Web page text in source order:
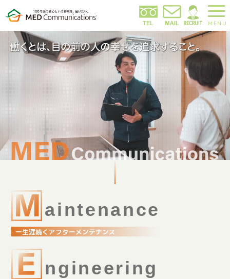
aintenance
一生涯続く アフターメ ンテナンス
ngineering
MENU